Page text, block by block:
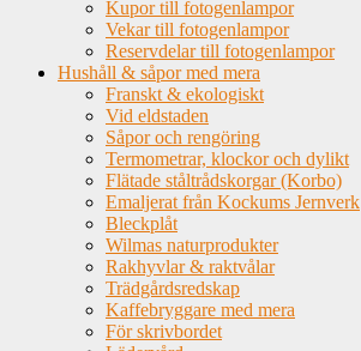
Kupor till fotogenlampor
Vekar till fotogenlampor
Reservdelar till fotogenlampor
Hushåll & såpor med mera
Franskt & ekologiskt
Vid eldstaden
Såpor och rengöring
Termometrar, klockor och dylikt
Flätade ståltrådskorgar (Korbo)
Emaljerat från Kockums Jernverk
Bleckplåt
Wilmas naturprodukter
Rakhyvlar & raktvålar
Trädgårdsredskap
Kaffebryggare med mera
För skrivbordet